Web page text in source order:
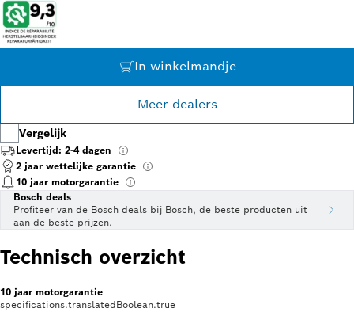
In winkelmandje
Meer dealers
Vergelijk
Levertijd: 2-4 dagen
2 jaar wettelijke garantie
10 jaar motorgarantie
Bosch deals
Profiteer van de Bosch deals bij Bosch, de beste producten uit
aan de beste prijzen.
Technisch overzicht
10 jaar motorgarantie
specifications.translatedBoolean.true